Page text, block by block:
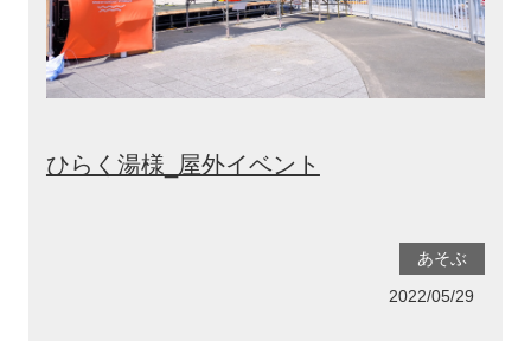
ひらく湯様_屋外イベント
あそぶ
2022/05/29